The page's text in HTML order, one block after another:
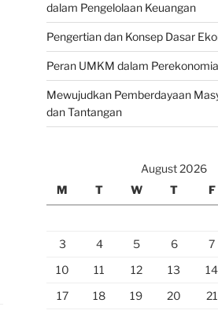
dalam Pengelolaan Keuangan
Pengertian dan Konsep Dasar
Peran UMKM dalam
Mewujudkan Pemberdayaan
dan Tantangan
August 2026
M
T W T F
3
4 5 6 7
10
11 12 13 14
17
18 19 20 21